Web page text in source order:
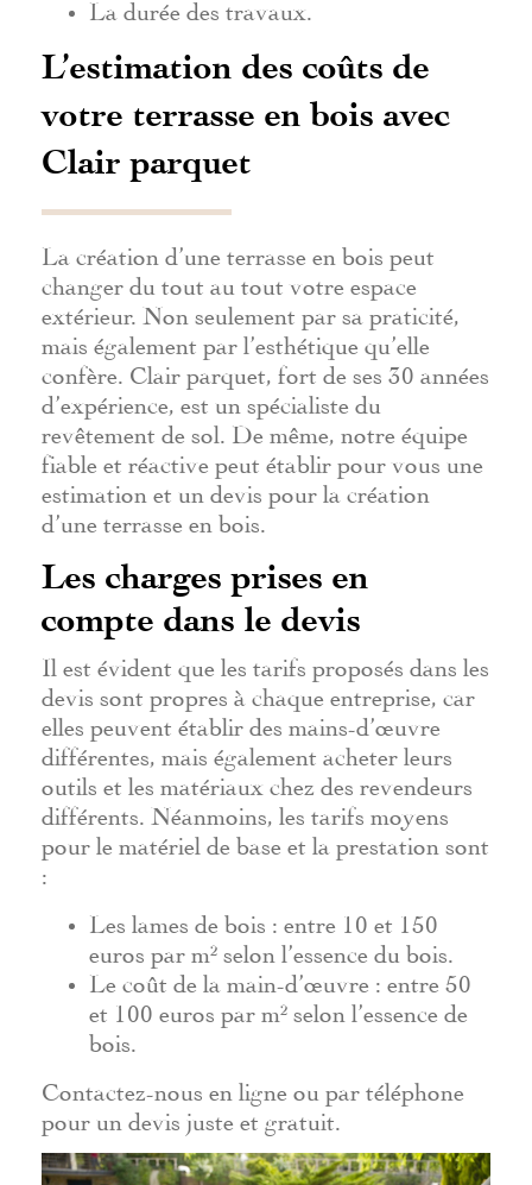
La durée des travaux.
L’estimation des coûts de
votre terrasse en bois avec
Clair parquet
La création d’une terrasse en bois peut
changer du tout au tout votre espace
extérieur. Non seulement par sa praticité,
mais également par l’esthétique qu’elle
confère. Clair parquet, fort de ses 30 années
d’expérience, est un spécialiste du
revêtement de sol. De même, notre équipe
fiable et réactive peut établir pour vous une
estimation et un devis pour la création
d’une terrasse en bois.
Les charges prises en
compte dans le devis
Il est évident que les tarifs proposés dans les
devis sont propres à chaque entreprise, car
elles peuvent établir des mains-d’œuvre
différentes, mais également acheter leurs
outils et les matériaux chez des revendeurs
différents. Néanmoins, les tarifs moyens
pour le matériel de base et la prestation sont
Les lames de bois : entre 10 et 150
euros par m² selon l’essence du bois.
Le coût de la main-d’œuvre : entre 50
et 100 euros par m² selon l’essence de
bois.
Contactez-nous en ligne ou par téléphone
pour un devis juste et gratuit.